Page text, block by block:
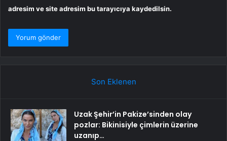
adresim ve site adresim bu tarayıcıya kaydedilsin.
Son Eklenen
Uzak Şehir’in Pakize’sinden olay
pozlar: Bikinisiyle çimlerin üzerine
uzanıp…